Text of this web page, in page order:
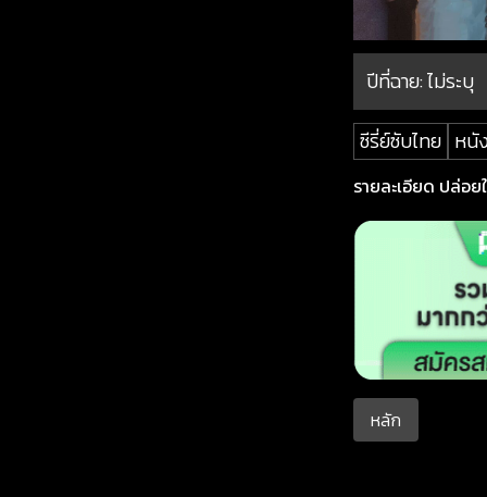
ปีที่ฉาย:ไม่ระบุ
ซีรี่ย์ซับไทย หนั
รายละเอียด ปล่อ
หลัก